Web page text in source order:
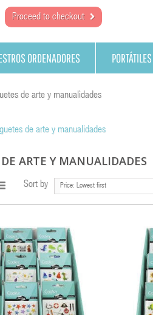
Proceed to checkout
ORDENADORES PORTÁTILES
de arte y manualidades
de arte y manualidades
DE ARTE Y MANUALIDADES
Sort by Price: Lowest first